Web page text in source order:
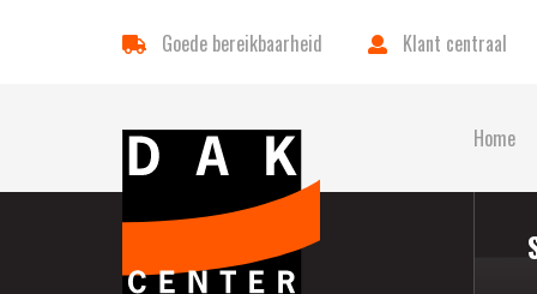
Goede bereikbaarheid Klant centraal
Home